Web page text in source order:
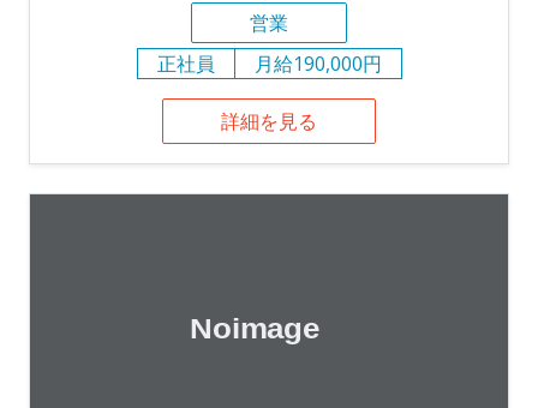
営業
正社員
月給190,000円
詳細を見る